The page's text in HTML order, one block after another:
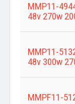
MMP11-
48v 270w
MMP11-
48v 300w
MMPF11-